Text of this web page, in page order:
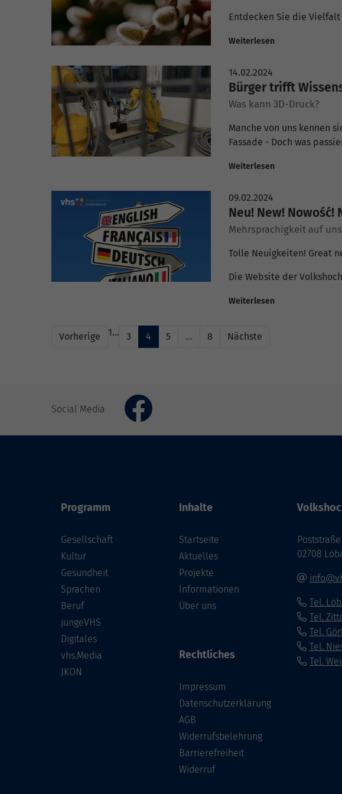
Entdecken Sie die
Weiterlesen
14.02.2024
Bürger trifft
Was kann 3D-Druck?
Manche von uns kennen
Fassade - Doch was
Weiterlesen
09.02.2024
Neu! New! Nowość!
Mehrsprachigkeit auf
Tolle Neuigkeiten! Great
Die Website der
Weiterlesen
Vorherige 1… 3 4 5 … 8 Nächste
Social Media
Programm
Gesellschaft
Kultur
Gesundheit
Sprachen
Beruf
jungeVHS
Digitales
vhs.Media
JKON
Inhalte
Startseite
Aktuelles
Projekte
Informationen
Über uns
Rechtliches
Impressum
Datenschutzerklärung
AGB
Widerrufsbelehrung
Barrierefreiheit
Widerruf
02708
Tel.
Tel.
Tel.
Tel.
Tel.